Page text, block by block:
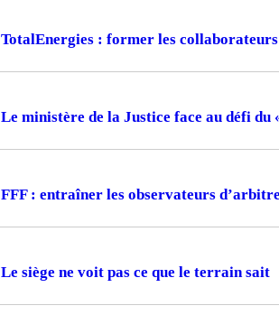
TotalEnergies : former les
Le ministère de la Justice face au défi
FFF : entraîner les observateurs
Le siège ne voit pas ce que le terrain sait